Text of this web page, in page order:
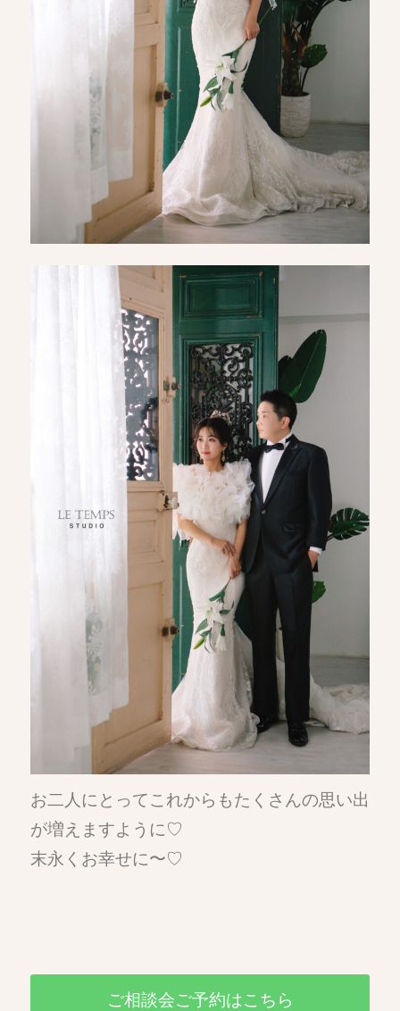
お二人にとってこれからもたくさんの思い出
が増えますように♡
末永くお幸せに〜♡
ご相談会ご予約はこちら